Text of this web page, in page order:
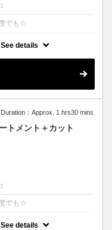
でも☆
髪質を綺麗にするだけでは
毛にもアプローチ致しま
See details
：Approx. 1 hrs30 mins
トメント＋カット
でも☆
See details